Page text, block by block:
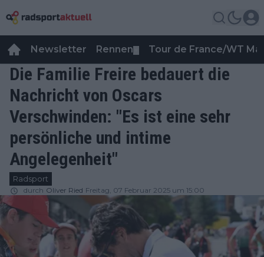
Newsletter Rennen Tour de France/WT
Die Familie Freire bedauert die
Nachricht von Oscars
Verschwinden: "Es ist eine sehr
persönliche und intime
Angelegenheit"
Radsport
durch Oliver Ried Freitag, 07 Februar 2025 um 15:00